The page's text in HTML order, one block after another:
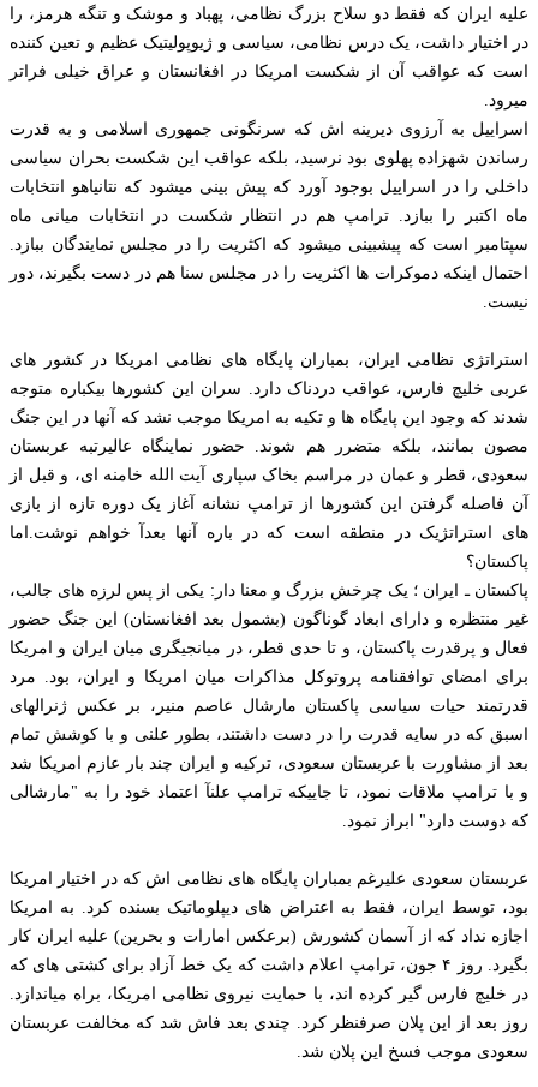
علیه ایران که فقط دو سلاح بزرگ نظامی، پهباد و موشک و تنگه هرمز، را
در اختیار داشت، یک درس نظامی، سیاسی و ژیوپولیتیک عظیم و تعین کننده
است که عواقب آن از شکست امریکا در افغانستان و عراق خیلی فراتر
میرود.
اسراییل به آرزوی دیرینه اش که سرنگونی جمهوری اسلامی و به قدرت
رساندن شهزاده پهلوی بود نرسید، بلکه عواقب این شکست بحران سیاسی
داخلی را در اسراییل بوجود آورد که پیش بینی میشود که نتانیاهو انتخابات
ماه اکتبر را ببازد. ترامپ هم در انتظار شکست در انتخابات میانی ماه
سپتامبر است که پیشبینی میشود که اکثریت را در مجلس نمایندگان ببازد.
احتمال اینکه دموکرات ها اکثریت را در مجلس سنا هم در دست بگیرند، دور
نیست.
استراتژی نظامی ایران، بمباران پایگاه های نظامی امریکا در کشور های
عربی خلیچ فارس، عواقب دردناک دارد. سران این کشورها بیکباره متوجه
شدند که وجود این پایگاه ها و تکیه به امریکا موجب نشد که آنها در این جنگ
مصون بمانند، بلکه متضرر هم شوند. حضور نماینگاه عالیرتبه عربستان
سعودی، قطر و عمان در مراسم بخاک سپاری آیت الله خامنه ای، و قبل از
آن فاصله گرفتن این کشورها از ترامپ نشانه آغاز یک دوره تازه از بازی
های استراتژیک در منطقه است که در باره آنها بعدآ خواهم نوشت.اما
پاکستان؟
پاکستان ـ ایران ؛ یک چرخش بزرگ و معنا دار: یکی از پس لرزه های جالب،
غیر منتظره و دارای ابعاد گوناگون (بشمول بعد افغانستان) این جنگ حضور
فعال و پرقدرت پاکستان، و تا حدی قطر، در میانجیگری میان ایران و امریکا
برای امضای توافقنامه پروتوکل مذاکرات میان امریکا و ایران، بود. مرد
قدرتمند حیات سیاسی پاکستان مارشال عاصم منیر، بر عکس ژنرالهای
اسبق که در سایه قدرت را در دست داشتند، بطور علنی و با کوشش تمام
بعد از مشاورت با عربستان سعودی، ترکیه و ایران چند بار عازم امریکا شد
و با ترامپ ملاقات نمود، تا جاییکه ترامپ علنآ اعتماد خود را به "مارشالی
که دوست دارد" ابراز نمود.
عربستان سعودی علیرغم بمباران پایگاه های نظامی اش که در اختیار امریکا
بود، توسط ایران، فقط به اعتراض های دیپلوماتیک بسنده کرد. به امریکا
اجازه نداد که از آسمان کشورش (برعکس امارات و بحرین) علیه ایران کار
بگیرد. روز ۴ جون، ترامپ اعلام داشت که یک خط آزاد برای کشتی های که
در خلیچ فارس گیر کرده اند، با حمایت نیروی نظامی امریکا، براه میاندازد.
روز بعد از این پلان صرفنظر کرد. چندی بعد فاش شد که مخالفت عربستان
سعودی موجب فسخ این پلان شد.